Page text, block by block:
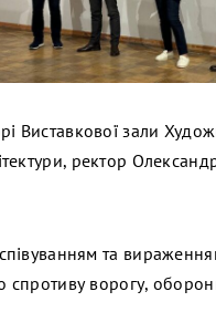
Виставкової зали
ректор
та
спротиву ворогу,